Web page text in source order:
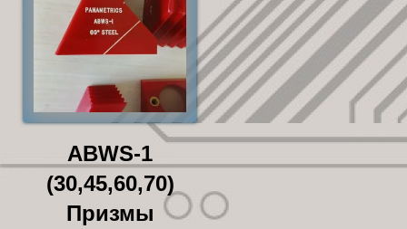
ABWS-1
(30,45,60,70)
Призмы